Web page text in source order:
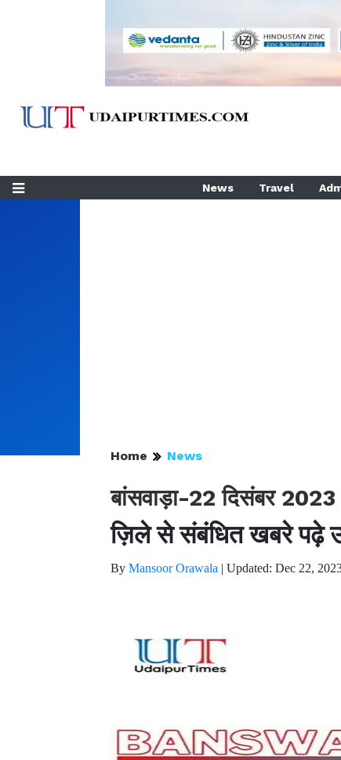
News Travel
Home News
बांसवाड़ा-22 दिसंबर
ज़िले से संबंधित खबरे पढ़े
By Mansoor Orawala | Updated: Dec 22,